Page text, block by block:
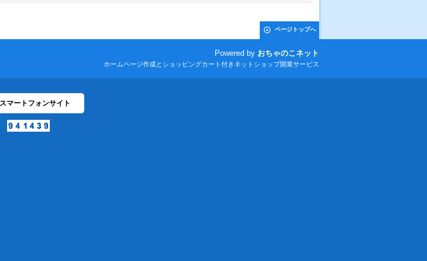
ページトップへ
Powered by おちゃのこネット
ホームページ作成とショッピングカート付きネットショップ開業サービス
スマートフォンサイト